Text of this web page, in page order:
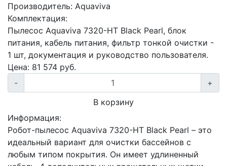
Производитель: Aquaviva
Комплектация:
Пылесос Aquaviva 7320-HT Black Pearl, блок
питания, кабель питания, фильтр тонкой очистки -
1 шт, документация и руководство пользователя.
Цена: 81 574 руб.
-
+
В корзину
Информация:
Робот-пылесос Aquaviva 7320-HT Black Pearl – это
идеальный вариант для очистки бассейнов с
любым типом покрытия. Он имеет удлиненный